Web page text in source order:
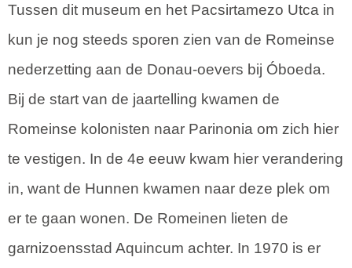
Tussen dit museum en het Pacsirtamezo Utca in
kun je nog steeds sporen zien van de Romeinse
nederzetting aan de Donau-oevers bij Óboeda.
Bij de start van de jaartelling kwamen de
Romeinse kolonisten naar Parinonia om zich hier
te vestigen. In de 4e eeuw kwam hier verandering
in, want de Hunnen kwamen naar deze plek om
er te gaan wonen. De Romeinen lieten de
garnizoensstad Aquincum achter. In 1970 is er